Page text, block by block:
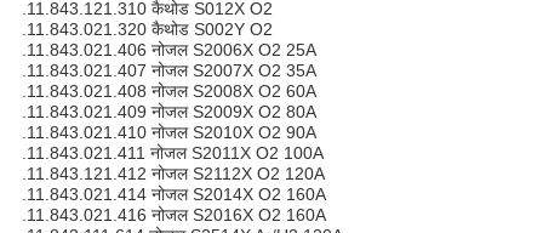
.11.843.121.310 कैथोड S012X O2
.11.843.021.320 कैथोड S002Y O2
.11.843.021.406 नोजल S2006X O2 25A
.11.843.021.407 नोजल S2007X O2 35A
.11.843.021.408 नोजल S2008X O2 60A
.11.843.021.409 नोजल S2009X O2 80A
.11.843.021.410 नोजल S2010X O2 90A
.11.843.021.411 नोजल S2011X O2 100A
.11.843.121.412 नोजल S2112X O2 120A
.11.843.021.414 नोजल S2014X O2 160A
.11.843.021.416 नोजल S2016X O2 160A